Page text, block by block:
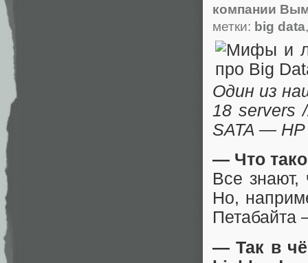
компании
метки: big data
Один из
18 servers
SATA — HP
— Что
Все знают,
Но,
Петабайта
— Так в